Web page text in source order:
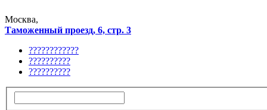
Москва,
Таможенный проезд, 6, стр. 3
????????????
??????????
??????????